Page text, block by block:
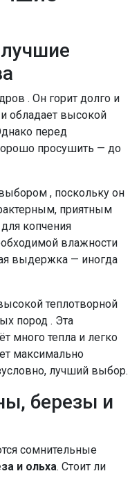
. Он горит долго и
обладает высокой
перед
просушить — до
, поскольку он
приятным
копчения
влажности
выдержка — иногда
теплотворной
пород . Эта
много тепла и легко
максимально
лучший выбор.
березы и
сомнительные
и ольха. Стоит ли